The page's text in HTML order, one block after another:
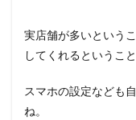
実店舗が多いという
してくれるということ
スマホの設定なども
ね。